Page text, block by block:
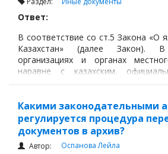
Ответ:
В соответствие со ст.5 Закона «О
Казахстан» (далее Закон). В
организациях и органах
наравне с казахским,
русский язык.
В работе
используются государственный и,
другие языки.
Какими законодательными
регулируется процедура
документов в архив?
Автор:
Оспанова Лейла